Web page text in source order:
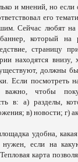
и мнений, но
его
Сейчас любят на
который на
страницу
находятся внизу,
должны
Если посмотреть
важно, чтобы
в: а) разделы,
в) новости; г)
удобна,
нужен, если на
карта